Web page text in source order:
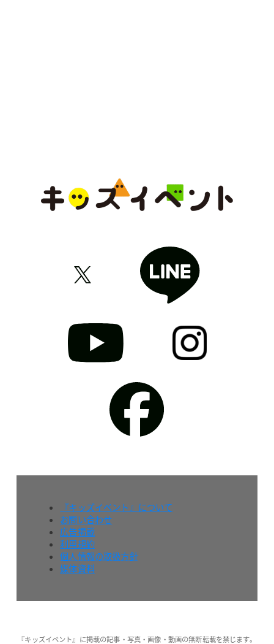
『キッズイベント』について
お問い合わせ
広告掲載
利用規約
個人情報の取扱方針
媒体資料
『キッズイベント』に掲載の記事・写真・画像・動画の無断転載を禁じます。